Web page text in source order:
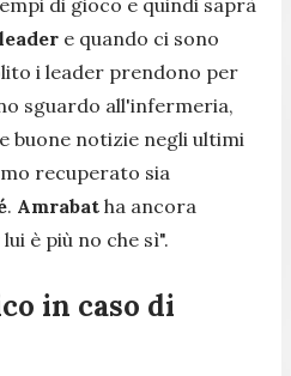
di gioco e quindi saprà
e quando ci sono
i leader prendono per
sguardo all'infermeria,
buone notizie negli ultimi
recuperato sia
. Amrabat ha ancora
è più no che sì".
in caso di